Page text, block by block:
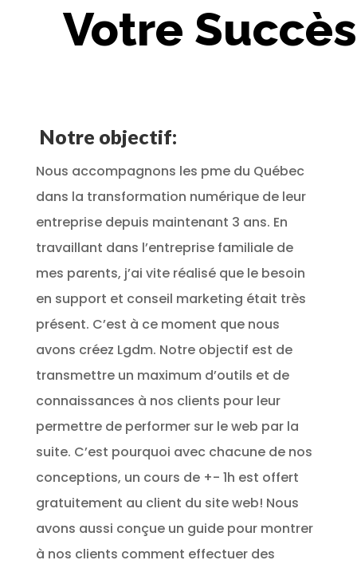
Votre Succès
Notre objectif:
Nous accompagnons les pme du Québec
dans la transformation numérique de leur
entreprise depuis maintenant 3 ans. En
travaillant dans l’entreprise familiale de
mes parents, j’ai vite réalisé que le besoin
en support et conseil marketing était très
présent. C’est à ce moment que nous
avons créez Lgdm. Notre objectif est de
transmettre un maximum d’outils et de
connaissances à nos clients pour leur
permettre de performer sur le web par la
suite. C’est pourquoi avec chacune de nos
conceptions, un cours de +- 1h est offert
gratuitement au client du site web! Nous
avons aussi conçue un guide pour montrer
à nos clients comment effectuer des